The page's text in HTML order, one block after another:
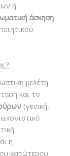
ή
άσκηση
μελέτη
και το
(γενική,
η
κατώτερου